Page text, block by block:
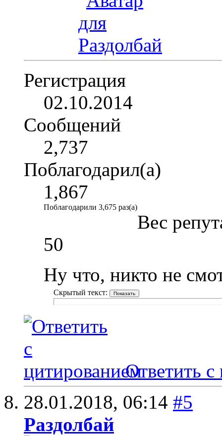
Регистрация
02.10.2014
Сообщений
2,737
Поблагодарил(а)
1,867
Поблагодарили 3,675 раз(а)
Вес
50
Ну что, никто не
Скрытый текст:
Ответить с
28.01.2018, 06:14 #5
Раздолбай